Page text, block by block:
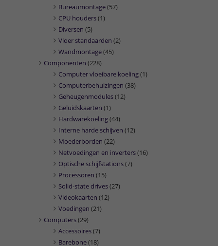
Bureaumontage(57)
CPU houders(1)
Diversen (5)
Vloer standaarden (2)
Wandmontage(45)
Componenten (228)
Computer vloeibare koeling(1)
Computerbehuizingen (38)
Geheugenmodules(12)
Geluidskaarten (1)
Hardwarekoeling(44)
Interne harde schijven (12)
Moederborden (22)
Netvoedingen en inverters(16)
Optische schijfstations(7)
Processoren (15)
Solid-state drives(27)
Videokaarten (12)
Voedingen (21)
Computers(29)
Accessoires(7)
Barebone(18)